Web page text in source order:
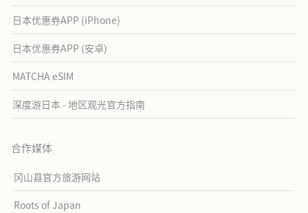
日本优惠券APP (iPhone)
日本优惠券APP (安卓)
MATCHA eSIM
深度游日本 - 地区观光官方指南
合作媒体
冈山县官方旅游网站
Roots of Japan